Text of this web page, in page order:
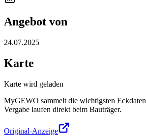
Angebot von
24.07.2025
Karte
Karte wird geladen
MyGEWO sammelt die wichtigsten
Vergabe laufen direkt beim Bauträger.
Original-Anzeige